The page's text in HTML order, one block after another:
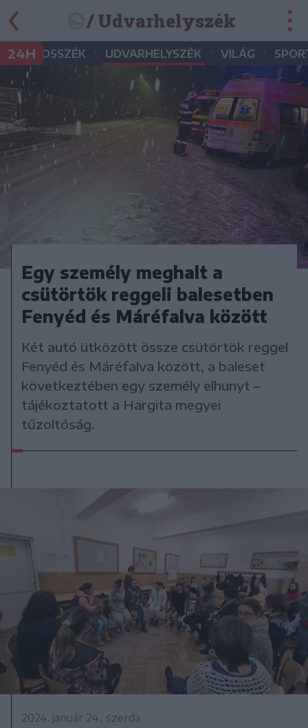
/ Udvarhelyszék
24H
• MAROSSZÉK • UDVARHELYSZÉK • VILÁG •
Egy személy meghalt a
csütörtök reggeli balesetben
Fenyéd és Máréfalva között
Két autó ütközött össze csütörtök reggel
Fenyéd és Máréfalva között, a baleset
következtében egy személy elhunyt –
tájékoztatott a Hargita megyei
tűzoltóság.
2024. január 24., szerda